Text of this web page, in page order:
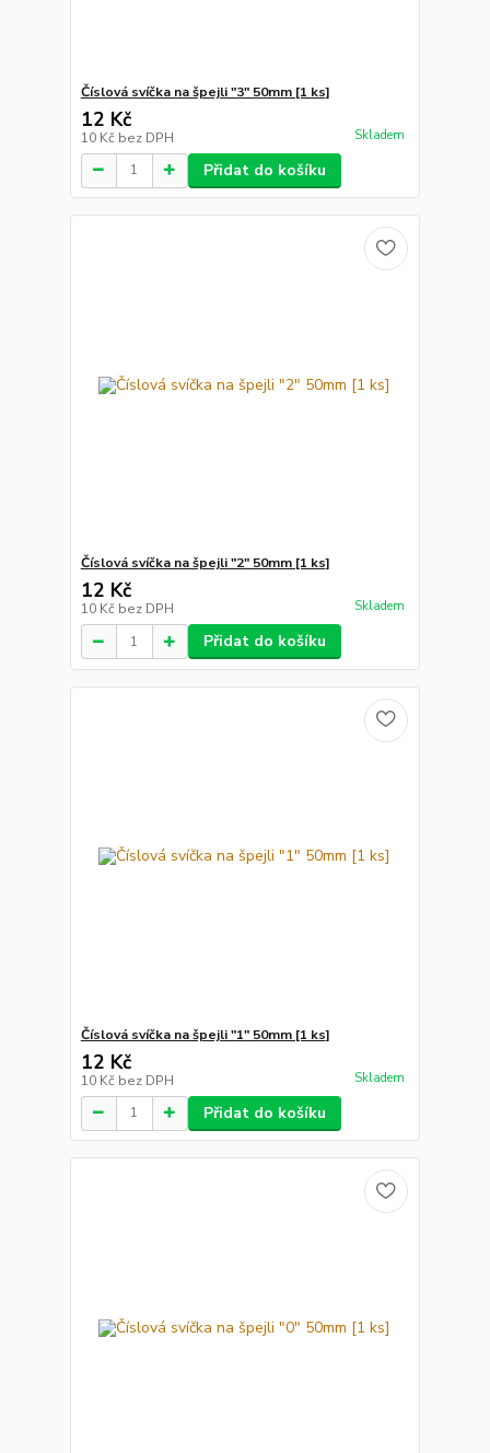
Číslová svíčka na špejli "3" 50mm [1 ks]
12 Kč
10 Kč bez DPH Skladem
Přidat do košíku
Číslová svíčka na špejli "2" 50mm [1 ks]
12 Kč
10 Kč bez DPH Skladem
Přidat do košíku
Číslová svíčka na špejli "1" 50mm [1 ks]
12 Kč
10 Kč bez DPH Skladem
Přidat do košíku